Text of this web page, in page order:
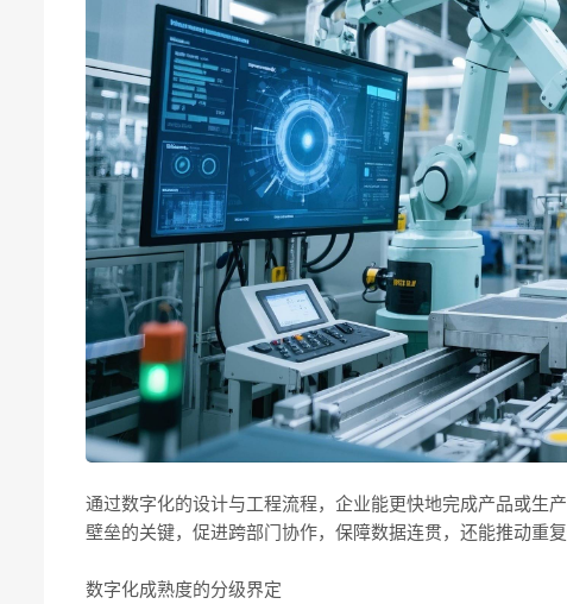
通过数字化的设计与工程流程，企业能更快地完成产品或生
壁垒的关键，促进跨部门协作，保障数据连贯，还能推动重
数字化成熟度的分级界定